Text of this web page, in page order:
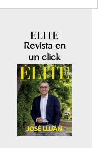
Revista en
un click